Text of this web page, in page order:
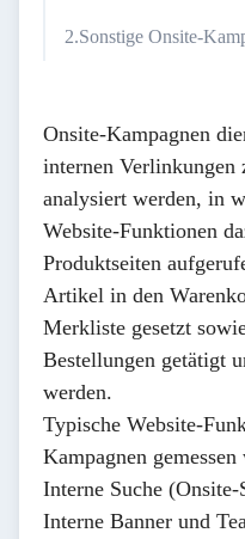
Sonstige Onsite-
Onsite-Kampagnen
internen Verlinkungen
analysiert werden, in
Website-Funktionen
Produktseiten
Artikel in den
Merkliste gesetzt
Bestellungen getätigt
werden.
Typische Website-
Kampagnen
Interne Suche (Onsite-
Interne Banner und